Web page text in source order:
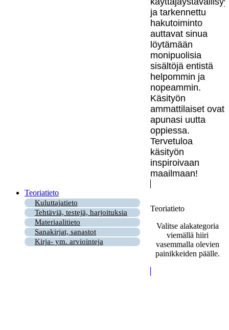
ja tarkennettu
hakutoiminto
auttavat sinua
löytämään
monipuolisia
sisältöjä entistä
helpommin ja
nopeammin.
Käsityön
ammattilaiset ovat
apunasi uutta
oppiessa.
Tervetuloa
käsityön
inspiroivaan
maailmaan!
Teoriatieto
Kuluttajatieto
Tehtäviä, testejä, harjoituksia
Materiaalitieto
Sanakirjat, sanastot
Kirja- ym. arviointeja
Teoriatieto
Valitse alakategoria
viemällä hiiri
vasemmalla olevien
painikkeiden päälle.